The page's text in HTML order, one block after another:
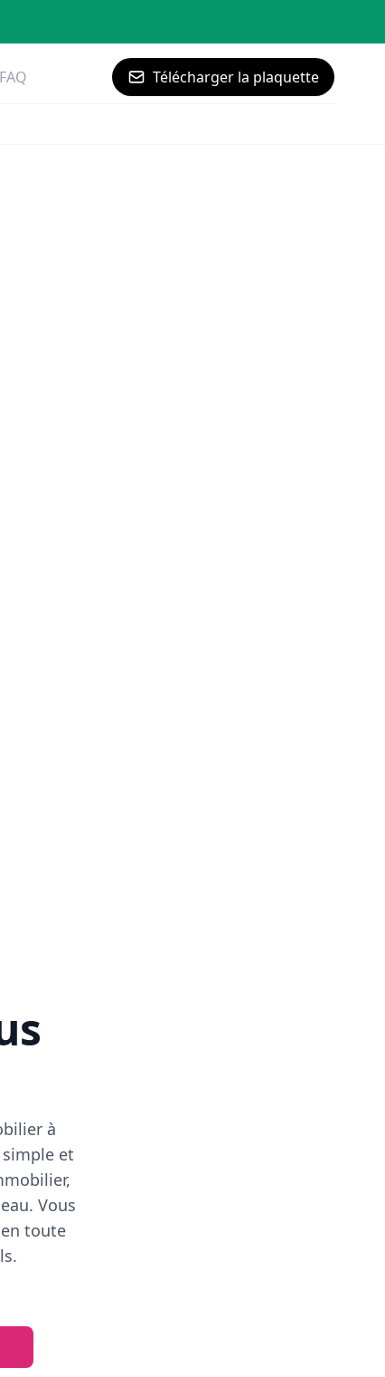
FAQ Télécharger la plaquette
à
et
Vous
toute